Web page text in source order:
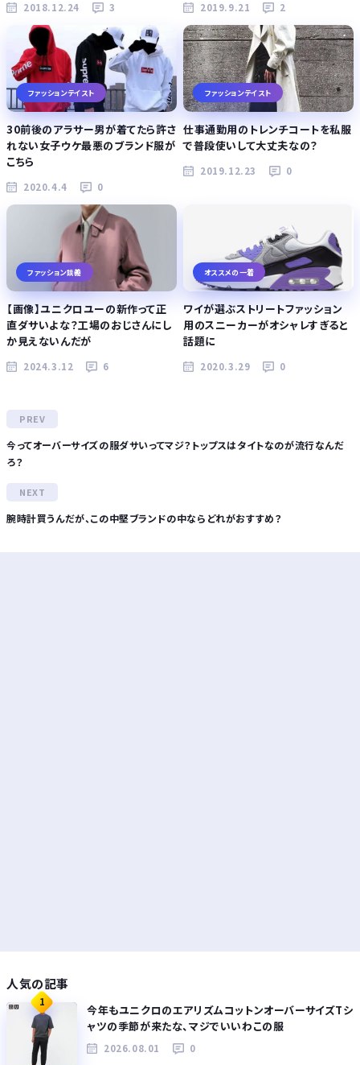
2018.12.24 3 2019.9.21 2
ファッションテイスト
30前後のアラサー男が着てたら許さ
れない女子ウケ最悪のブランド服が
こちら
2020.4.4 0
ファッションテイスト
仕事通勤用のトレンチコートを私服
で普段使いして大丈夫なの？
2019.12.23 0
ファッション談義
【画像】ユニクロユーの新作って正
直ダサいよな？工場のおじさんにし
か見えないんだが
2024.3.12 6
オススメの一着
ワイが選ぶストリートファッション
用のスニーカーがオシャレすぎると
話題に
2020.3.29 0
今ってオーバーサイズの服ダサいってマジ？トップスはタイトなのが流行なんだ
ろ？
腕時計買うんだが、この中堅ブランドの中ならどれがおすすめ？
人気の記事
1
今年もユニクロのエアリズムコットンオーバーサイズTシ
ャツの季節が来たな、マジでいいわこの服
2026.08.01 0